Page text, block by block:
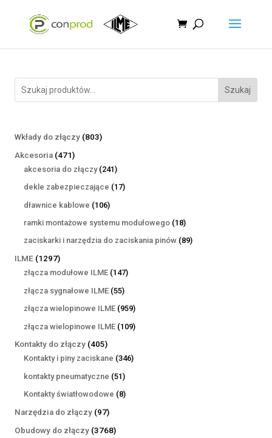
Szukaj
Wkłady do złączy 803803
Akcesoria 471471
produktów
akcesoria do złączy 241241
produktów
dekle zabezpieczające 1717
dławnice kablowe 106106
produktów
ramki montażowe systemu modułowego 1818
produktów
zaciskarki i narzędzia do zaciskania pinów 8989
ILME 12971297
produktów
złącza modułowe ILME 147147
złącza sygnałowe ILME 5555
produktów
złącza wielopinowe ILME 959959
produktów
złącza wielopinowe ILME 109109
Kontakty do złączy 405405
produktów
Kontakty i piny zaciskane 346346
kontakty pneumatyczne 5151
produktów
Kontakty światłowodowe 88
Narzędzia do złączy 9797
produktów
Obudowy do złączy 37683768